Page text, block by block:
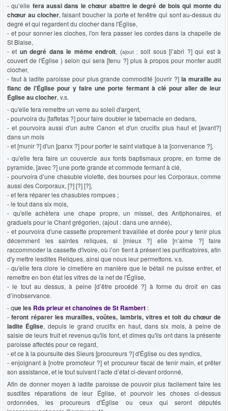
- qu’elle fera aussi dans le chœur abattre le degré de bois qui monte du
chœur au clocher, faisant boucher la porte et fenêtre qui sont au-dessus du
degré et qui regardent du clocher dans l'Église,
- et pour sonner les cloches, l'on fera passer les cordes dans la chapelle de
St Blaise,
- et un degré dans le même endroit, (ajout :soit sous [l’abri ?] qui est à
couvert de l'Église ) selon qui sera [tenu ?] plus à propos pour monter audit
clocher,
- faut à ladite paroisse pour plus grande commodité [ouvrir ?]la muraille au
flanc de l'Église pour y faire une porte fermant à clé pour aller de leur
Église au clocher, v.s.
- qu'elle fera remettre un verre au soleil d'argent,
- pourvoira du [taffetas ?] pour faire doubler le tabernacle en dedans,
- et pourvoira aussi d'un autre Canon et d'un crucifix plus haut et [avant?]
dans un mois
- et [munir ?] d'un [parxx ?] pour porter le saint viatique à la [convenance ?],
- qu'elle fera faire un couvercle aux fonts baptismaux propre, en forme de
pyramide, [avec ?] une porte grande et commode fermant à clé,
- pourvoira d’une chasuble violette, des bourses pour les Corporaux, comme
aussi des Corporaux, [?] [?] [?],
- et fera réparer les chasubles rompues ;
- le tout dans six mois,
- qu'elle achètera une chape propre, un missel, des Antiphonaires, et
graduels pour le Chant grégorien, (ajout : dans une année),
- et pourvoira d'une cassette proprement travaillée et dorée pour y tenir plus
décemment les saintes reliques, si [mieux ?] elle [n’aime ?] faire
raccommoder la cassette d'ivoire, où l’on tient à présent les purificatoires, afin
d'y mettre lesdites Reliques, ainsi que nous leur permettons. v.s.
- qu'elle fera clore le cimetière en manière que le bétail ne puisse entrer, et
remettre en bon état les vitres de la nef de l'Église,
- le tout au dessus, à peine [d’être procédé ?] à forme du droit en cas
d’inobservance.
- que les Rds prieur et chanoines de St Rambert :
-feront réparer les murailles, voûtes, lambris, vitres et toit du chœur de
ladite Église, depuis le grand crucifix en haut, dans six mois, à peine de
saisie de leurs fruit et revenus qu'ils font, et dîmes qu'ils ont dans la présente
paroisse affectés pour ce regard,
- et ce à la poursuite des Sieurs [procureurs ?] d'Église ou des syndics,
- enjoignant à [notre promoteur ?] et procureur fiscal de tenir main, et prêter
son assistance, et le tout suivant l’acte d’état ci-devant ordonné,
Afin de donner moyen à ladite paroisse de pouvoir plus facilement faire les
susdites réparations de leur Église, et pourvoir les choses ci-dessus
ordonnées, les procureurs d'Église ou ceux qui seront députés